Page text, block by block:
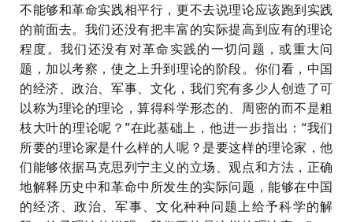
不能够和革命实践相平行，更不去说理论应该跑到实践
的前面去。我们还没有把丰富的实际提高到应有的理论
程度。我们还没有对革命实践的一切问题，或重大问
题，加以考察，使之上升到理论的阶段。你们看，中国
的经济、政治、军事、文化，我们究有多少人创造了可
以称为理论的理论，算得科学形态的、周密的而不是粗
枝大叶的理论呢？”在此基础上，他进一步指出：“我们
所要的理论家是什么样的人呢？是要这样的理论家，他
们能够依据马克思列宁主义的立场、观点和方法，正确
地解释历史中和革命中所发生的实际问题，能够在中国
的经济、政治、军事、文化种种问题上给予科学的解